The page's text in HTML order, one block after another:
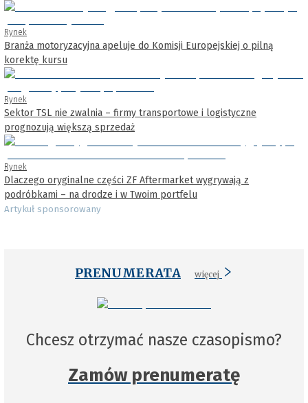
Rynek
Branża motoryzacyjna apeluje do Komisji Europejskiej o pilną
korektę kursu
Rynek
Sektor TSL nie zwalnia – firmy transportowe i logistyczne
prognozują większą sprzedaż
Rynek
Dlaczego oryginalne części ZF Aftermarket wygrywają z
podróbkami – na drodze i w Twoim portfelu
Artykuł sponsorowany
PRENUMERATA więcej
Chcesz otrzymać nasze czasopismo?
Zamów prenumeratę